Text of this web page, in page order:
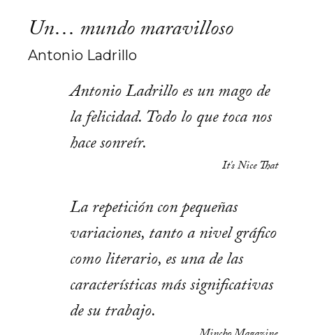
Un… mundo maravilloso
Antonio Ladrillo
Antonio Ladrillo es un mago de
la felicidad. Todo lo que toca nos
hace sonreír.
It's Nice That
La repetición con pequeñas
variaciones, tanto a nivel gráfico
como literario, es una de las
características más significativas
de su trabajo.